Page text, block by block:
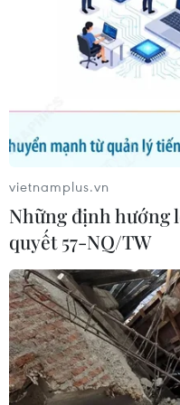
TIN LIÊN QUAN
vietnamplus.vn
Những định hướng
quyết 57-NQ/TW